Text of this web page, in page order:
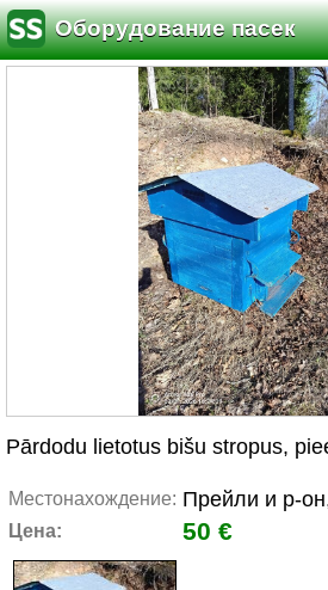
Оборудование пасек
Pārdodu lietotus bišu stropus,
Местонахождение: Прейли и р-
Цена: 50 €